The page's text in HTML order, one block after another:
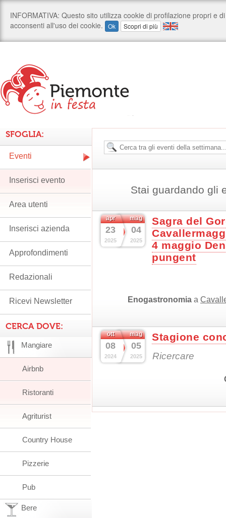
Stai guardando gli
apr
23
2025
mag
04
2025
Sagra del
4 maggio
pungent
Enogastronomia a
ott
08
2024
mag
05
2025
Stagione
Ricercare
SFOGLIA:
Eventi
Inserisci evento
Area utenti
Inserisci azienda
Approfondimenti
Redazionali
Ricevi Newsletter
CERCA DOVE:
Mangiare
Airbnb
Ristoranti
Agriturist
Country House
Pizzerie
Pub
Bere